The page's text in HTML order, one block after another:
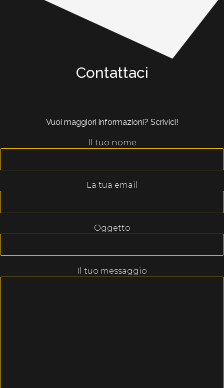
Contattaci
Vuoi maggiori informazioni? Scrivici!
Il tuo nome
La tua email
Oggetto
Il tuo messaggio